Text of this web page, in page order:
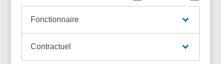
Fonctionnaire
Contractuel